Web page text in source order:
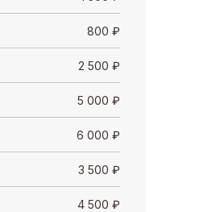
800 ₽
2 500 ₽
5 000 ₽
6 000 ₽
3 500 ₽
4 500 ₽